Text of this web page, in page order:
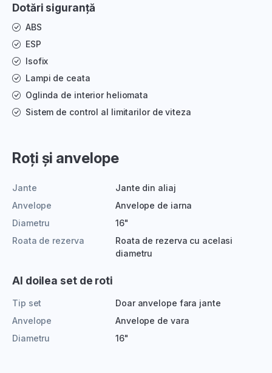
Dotări siguranță
ABS
ESP
Isofix
Lampi de ceata
Oglinda de interior heliomata
Sistem de control al limitarilor de viteza
Roți și anvelope
Jante
Jante din aliaj
Anvelope
Anvelope de iarna
Diametru
16"
Roata de rezerva
Roata de rezerva cu acelasi
diametru
Al doilea set de roti
Tip set
Doar anvelope fara jante
Anvelope
Anvelope de vara
Diametru
16"